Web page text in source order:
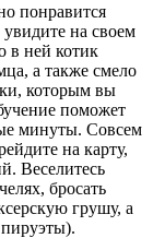
понравится
увидите на своем
в ней котик
а также смело
которым вы
поможет
минуты. Совсем
на карту,
Веселитесь
бросать
грушу, а